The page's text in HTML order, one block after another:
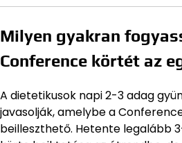
Milyen gyakran
Conference körtét az
A dietetikusok napi 2-3 adag
javasolják, amelybe a
beilleszthető. Hetente legalább